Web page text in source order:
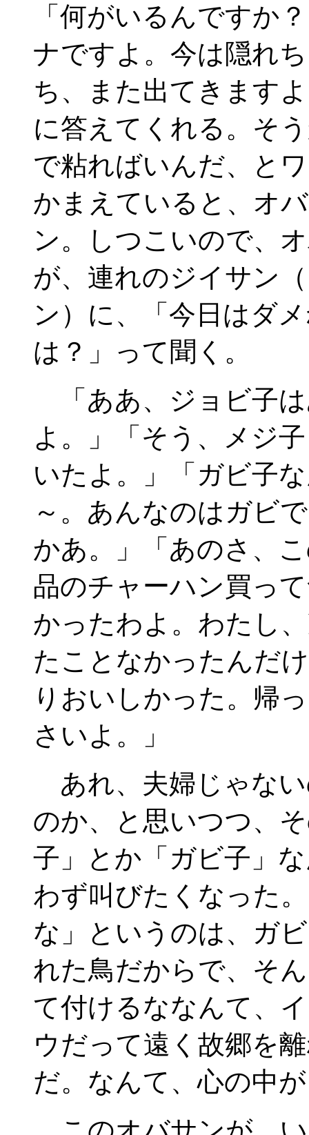
「何がいるんですか
ナですよ。今は隠れ
ち、また出てきます
に答えてくれる。そ
で粘ればいんだ、と
かまえていると、オ
ン。しつこいので、
が、連れのジイサン
ン）に、「今日はダ
は？」って聞く。
「ああ、ジョビ子
よ。」「そう、メジ
いたよ。」「ガビ子
～。あんなのはガビ
かあ。」「あのさ、
品のチャーハン買っ
かったわよ。わたし
たことなかったんだ
りおいしかった。帰
さいよ。」
あれ、夫婦じゃな
のか、と思いつつ、
子」とか「ガビ子」
わず叫びたくなった
な」というのは、ガ
れた鳥だからで、そ
て付けるななんて、
ウだって遠く故郷を
だ。なんて、心の中